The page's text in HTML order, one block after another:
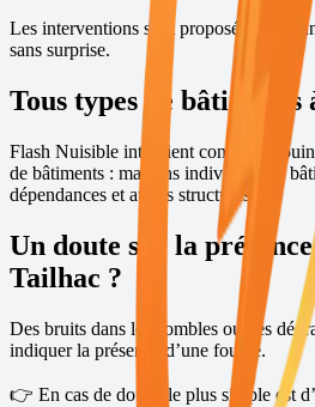
Les interventions sont proposées avec
sans surprise.
Tous types de bâtiments
Flash Nuisible intervient contre les
de bâtiments : maisons individuelles,
dépendances et autres structures.
Un doute sur la
Tailhac ?
Des bruits dans les combles ou des
indiquer la présence d’une fouine.
👉 En cas de doute, le plus simple est